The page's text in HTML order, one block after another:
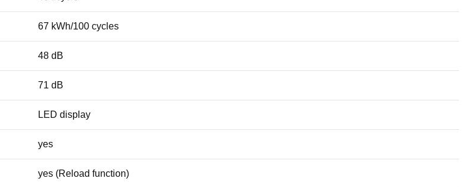
67 kWh/100 cycles
48 dB
71 dB
LED display
yes
yes (Reload function)